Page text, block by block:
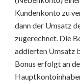
Kundenkonto zu
dann der Umsatz
zugerechnet. Die
addierten Umsatz
Bonus erfolgt an